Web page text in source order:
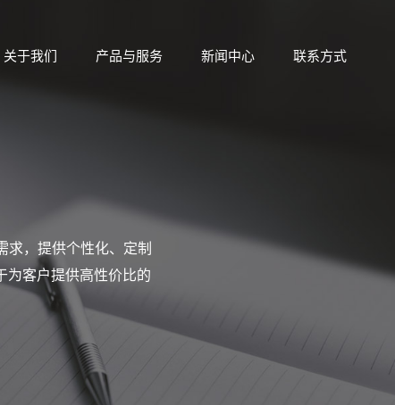
关于我们 产品与服务 新闻中心 联系方式
求，提供个性化、定制
为客户提供高性价比的